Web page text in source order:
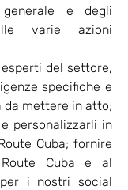
e degli
varie azioni
del settore,
specifiche e
da mettere in atto;
personalizzarli in
Cuba; fornire
Cuba e al
i nostri social